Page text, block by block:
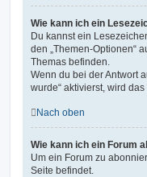
Wie kann ich ein
Du kannst ein
den „Themen-Optionen“
Themas befinden.
Wenn du bei der Antwort
wurde“ aktivierst, wird
Nach oben
Wie kann ich ein Forum
Um ein Forum zu
Seite befindet.